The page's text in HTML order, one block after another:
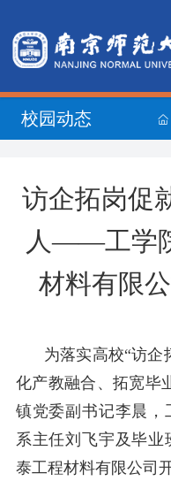
校园动态
访企拓岗促
人——工学
材料有限
为落实高校“访企
化产教融合、拓宽毕
镇党委副书记李晨 ，
系主任刘飞宇及毕
泰工程材料有限公司